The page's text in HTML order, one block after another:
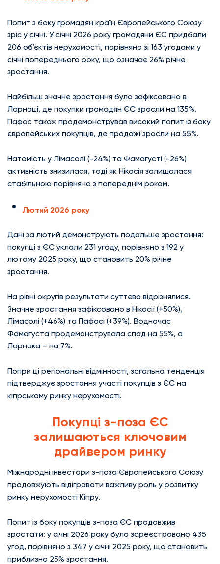
Попит з боку громадян країн Європейського Союзу
зріс у січні. У січні 2026 року громадяни ЄС придбали
206 об’єктів нерухомості, порівняно зі 163 угодами у
січні попереднього року, що означає 26% річне
зростання.
Найбільш значне зростання було зафіксовано в
Ларнаці, де покупки громадян ЄС зросли на 135%.
Пафос також продемонстрував високий попит із боку
європейських покупців, де продажі зросли на 55%.
Натомість у Лімасолі (-24%) та Фамагусті (-26%)
активність знизилася, тоді як Нікосія залишалася
стабільною порівняно з попереднім роком.
Лютий 2026 року
Дані за лютий демонструють подальше зростання:
покупці з ЄС уклали 231 угоду, порівняно з 192 у
лютому 2025 року, що становить 20% річне
зростання.
На рівні округів результати суттєво відрізнялися.
Значне зростання зафіксовано в Нікосії (+50%),
Лімасолі (+46%) та Пафосі (+39%). Водночас
Фамагуста продемонструвала спад на 55%, а
Ларнака – на 7%.
Попри ці регіональні відмінності, загальна тенденція
підтверджує зростання участі покупців з ЄС на
кіпрському ринку нерухомості.
Покупці з-поза ЄС
залишаються ключовим
драйвером ринку
Міжнародні інвестори з-поза Європейського Союзу
продовжують відігравати важливу роль у розвитку
ринку нерухомості Кіпру.
Попит із боку покупців з-поза ЄС продовжив
зростати: у січні 2026 року було зареєстровано 435
угод, порівняно з 347 у січні 2025 року, що становить
приблизно 25% зростання.